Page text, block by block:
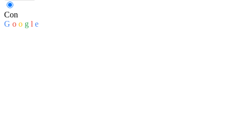
Con
G o o g l e